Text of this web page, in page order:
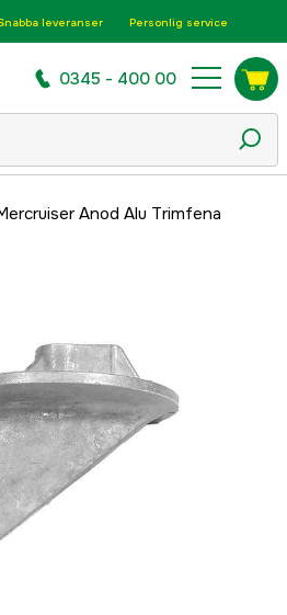
leveranser Personlig service
0345 - 400 00
Anod Alu Trimfena